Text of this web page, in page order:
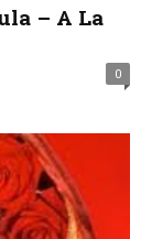
– A La
0